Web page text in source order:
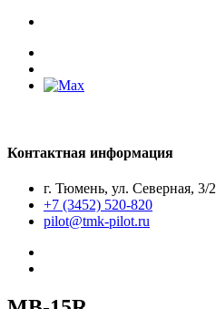
Контактная информация
г. Тюмень, ул. Северная, 3/2
+7 (3452) 520-820
pilot@tmk-pilot.ru